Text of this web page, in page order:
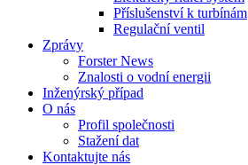
Příslušenství k turbínám
Regulační ventil
Zprávy
Forster News
Znalosti o vodní energii
Inženýrský případ
O nás
Profil společnosti
Stažení dat
Kontaktujte nás